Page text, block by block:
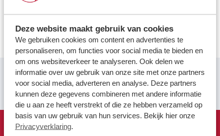
Deze website maakt gebruik van cookies
We gebruiken cookies om content en advertenties te
personaliseren, om functies voor social media te bieden en
om ons websiteverkeer te analyseren. Ook delen we
informatie over uw gebruik van onze site met onze partners
voor social media, adverteren en analyse. Deze partners
kunnen deze gegevens combineren met andere informatie
die u aan ze heeft verstrekt of die ze hebben verzameld op
basis van uw gebruik van hun services. Bekijk hier onze
Privacyverklaring.
Voor leveranciers en bezoekers
platform Inspireer de Wereld.
Ik maak graag iets nieuws van iets ouds.